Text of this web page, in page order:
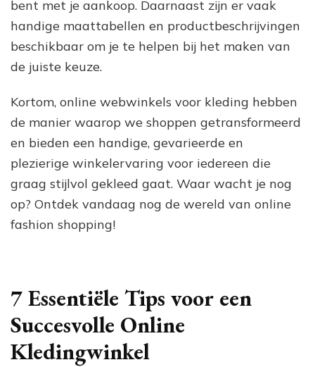
bent met je aankoop. Daarnaast zijn er vaak
handige maattabellen en productbeschrijvingen
beschikbaar om je te helpen bij het maken van
de juiste keuze.
Kortom, online webwinkels voor kleding hebben
de manier waarop we shoppen getransformeerd
en bieden een handige, gevarieerde en
plezierige winkelervaring voor iedereen die
graag stijlvol gekleed gaat. Waar wacht je nog
op? Ontdek vandaag nog de wereld van online
fashion shopping!
7 Essentiële Tips voor een
Succesvolle Online
Kledingwinkel